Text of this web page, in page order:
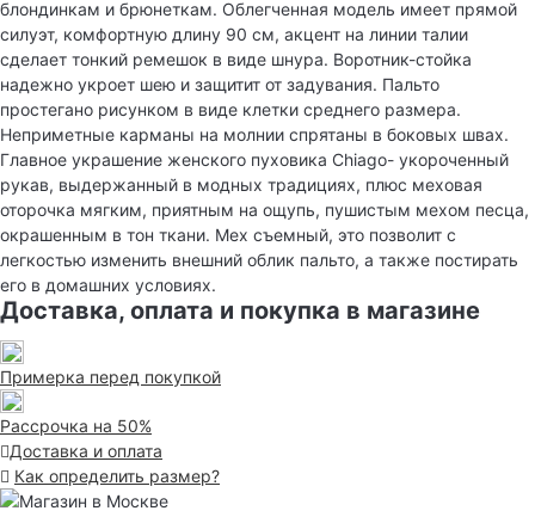
блондинкам и брюнеткам. Облегченная модель имеет прямой
силуэт, комфортную длину 90 см, акцент на линии талии
сделает тонкий ремешок в виде шнура. Воротник-стойка
надежно укроет шею и защитит от задувания. Пальто
простегано рисунком в виде клетки среднего размера.
Неприметные карманы на молнии спрятаны в боковых швах.
Главное украшение женского пуховика Chiago- укороченный
рукав, выдержанный в модных традициях, плюс меховая
оторочка мягким, приятным на ощупь, пушистым мехом песца,
окрашенным в тон ткани. Мех съемный, это позволит с
легкостью изменить внешний облик пальто, а также постирать
его в домашних условиях.
Доставка, оплата и покупка в магазине
Примерка перед покупкой
Рассрочка на 50%
Доставка и оплата
Как определить размер?